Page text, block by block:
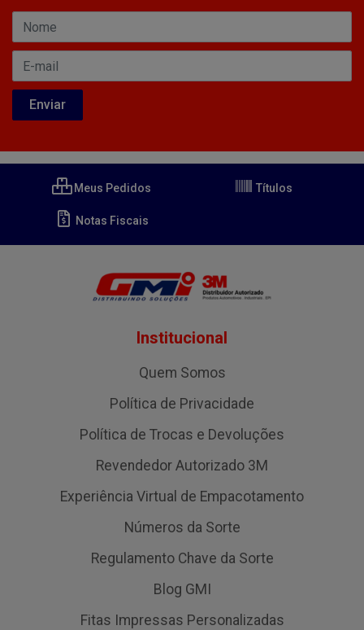
Meus Pedidos Títulos
Notas Fiscais
Institucional
Quem Somos
Política de Privacidade
Política de Trocas e Devoluções
Revendedor Autorizado 3M
Experiência Virtual de Empacotamento
Números da Sorte
Regulamento Chave da Sorte
Blog GMI
Fitas Impressas Personalizadas